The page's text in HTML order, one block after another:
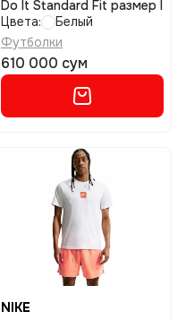
Do It Standard Fit размер l
Цвета:
Белый
Футболки
610 000 сум
NIKE